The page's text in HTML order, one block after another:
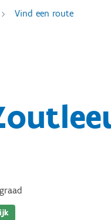
Vind een route